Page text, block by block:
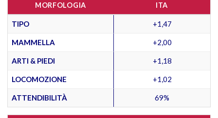
MORFOLOGIA ITA
TIPO +1,47
MAMMELLA +2,00
ARTI & PIEDI +1,18
LOCOMOZIONE +1,02
ATTENDIBILITÀ 69%